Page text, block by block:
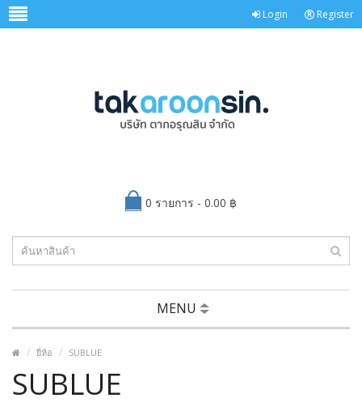
Login Register
0 รายการ - 0.00 ฿
MENU
ยี่ห้อ SUBLUE
SUBLUE